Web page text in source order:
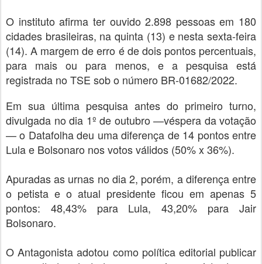
O instituto afirma ter ouvido 2.898 pessoas em 180
cidades brasileiras, na quinta (13) e nesta sexta-feira
(14). A margem de erro é de dois pontos percentuais,
para mais ou para menos, e a pesquisa está
registrada no TSE sob o número BR-01682/2022.
Em sua última pesquisa antes do primeiro turno,
divulgada no dia 1º de outubro —véspera da votação
— o Datafolha deu uma diferença de 14 pontos entre
Lula e Bolsonaro nos votos válidos (50% x 36%).
Apuradas as urnas no dia 2, porém, a diferença entre
o petista e o atual presidente ficou em apenas 5
pontos: 48,43% para Lula, 43,20% para Jair
Bolsonaro.
O Antagonista adotou como política editorial publicar